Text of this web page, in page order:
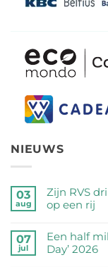
NIEUWS
03
aug
Zijn RVS
op een rij
reacties
op
Zijn
07
jul
Een half
Day’ 2026